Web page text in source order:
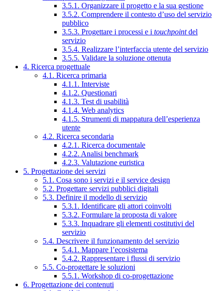
3.5.1. Organizzare il progetto e la sua gestione
3.5.2. Comprendere il contesto d’uso del servizio
pubblico
3.5.3. Progettare i processi e i touchpointdel
servizio
3.5.4. Realizzare l’interfaccia utente del servizio
3.5.5. Validare la soluzione ottenuta
4. Ricerca progettuale
4.1. Ricerca primaria
4.1.1. Interviste
4.1.2. Questionari
4.1.3. Test di usabilità
4.1.4. Web analytics
4.1.5. Strumenti di mappatura dell’esperienza
utente
4.2. Ricerca secondaria
4.2.1. Ricerca documentale
4.2.2. Analisi benchmark
4.2.3. Valutazione euristica
5. Progettazione dei servizi
5.1. Cosa sono i servizi e il service design
5.2. Progettare servizi pubblici digitali
5.3. Definire il modello di servizio
5.3.1. Identificare gli attori coinvolti
5.3.2. Formulare la proposta di valore
5.3.3. Inquadrare gli elementi costitutivi del
servizio
5.4. Descrivere il funzionamento del servizio
5.4.1. Mappare l’ecosistema
5.4.2. Rappresentare i flussi di servizio
5.5. Co-progettare le soluzioni
5.5.1. Workshop di co-progettazione
6. Progettazione dei contenuti